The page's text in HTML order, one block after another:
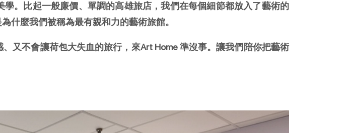
。比起一般廉價、單調的高雄旅店，我們在每個細節都放入了藝術的
什麼我們被稱為最有親和力的藝術旅館。
又不會讓荷包大失血的旅行，來Art Home 準沒事。讓我們陪你把藝術